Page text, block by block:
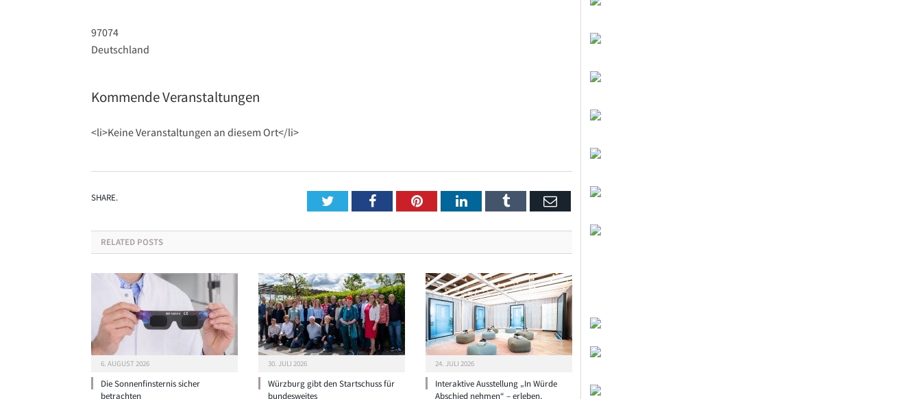
97074
Deutschland
Kommende Veranstaltungen
<li>Keine Veranstaltungen an diesem Ort</li>
SHARE. TwitterFacebookPinterestLinkedInTumblr Email
RELATED POSTS
6. AUGUST 2026
Die Sonnenfinsternis sicher
betrachten
30. JULI 2026
Würzburg gibt den Startschuss für
bundesweites
24. JULI 2026
Interaktive Ausstellung „In Würde
Abschied nehmen“ – erleben,